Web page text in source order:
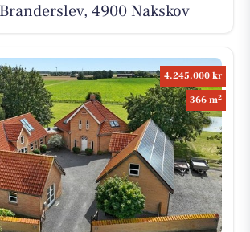
4900 Nakskov
4.245.000 kr
366 m2